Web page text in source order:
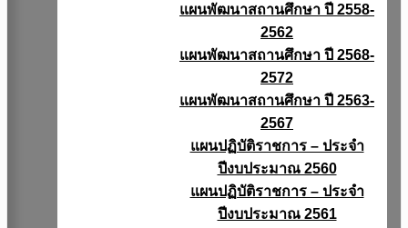
แผนพัฒนาสถานศึกษา ปี 2558-
2562
แผนพัฒนาสถานศึกษา ปี 2568-
2572
แผนพัฒนาสถานศึกษา ปี 2563-
2567
แผนปฏิบัติราชการ – ประจำ
ปีงบประมาณ 2560
แผนปฏิบัติราชการ – ประจำ
ปีงบประมาณ 2561